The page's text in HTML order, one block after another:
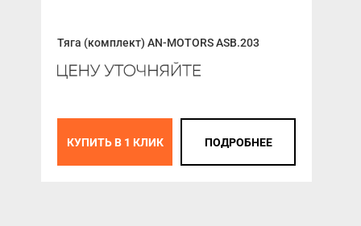
Тяга (комплект) AN-MOTORS ASB.203
КУПИТЬ В 1 КЛИК ПОДРОБНЕЕ